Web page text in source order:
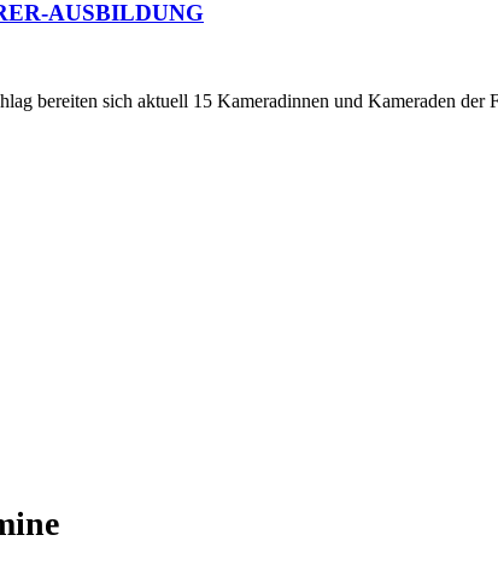
AUSBILDUNG
bereiten sich aktuell 15 Kameradinnen und Kameraden